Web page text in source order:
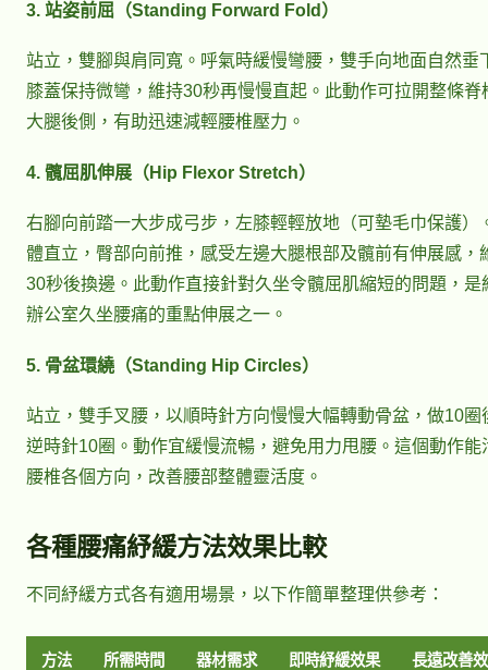
3. 站姿前屈（Standing Forward Fold）
站立，雙腳與肩同寬。呼氣時緩慢彎腰，雙手向地面自然垂
膝蓋保持微彎，維持30秒再慢慢直起。此動作可拉開整條脊
大腿後側，有助迅速減輕腰椎壓力。
4. 髖屈肌伸展（Hip Flexor Stretch）
右腳向前踏一大步成弓步，左膝輕輕放地（可墊毛巾保護）
體直立，臀部向前推，感受左邊大腿根部及髖前有伸展感，
30秒後換邊。此動作直接針對久坐令髖屈肌縮短的問題，是
辦公室久坐腰痛的重點伸展之一。
5. 骨盆環繞（Standing Hip Circles）
站立，雙手叉腰，以順時針方向慢慢大幅轉動骨盆，做10圈
逆時針10圈。動作宜緩慢流暢，避免用力甩腰。這個動作能
腰椎各個方向，改善腰部整體靈活度。
各種腰痛紓緩方法效果比較
不同紓緩方式各有適用場景，以下作簡單整理供參考：
方法 所需時間 器材需求 即時紓緩效果 長遠改善